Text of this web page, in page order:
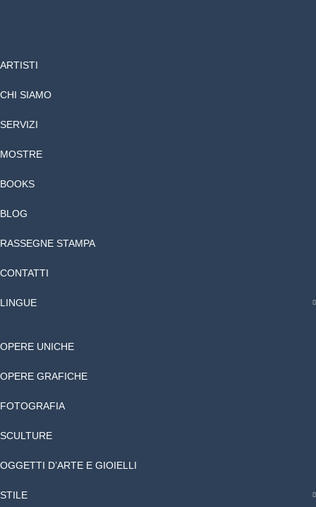
ARTISTI
CHI SIAMO
SERVIZI
MOSTRE
BOOKS
BLOG
RASSEGNE STAMPA
CONTATTI
LINGUE
OPERE UNICHE
OPERE GRAFICHE
FOTOGRAFIA
SCULTURE
OGGETTI D’ARTE E GIOIELLI
STILE